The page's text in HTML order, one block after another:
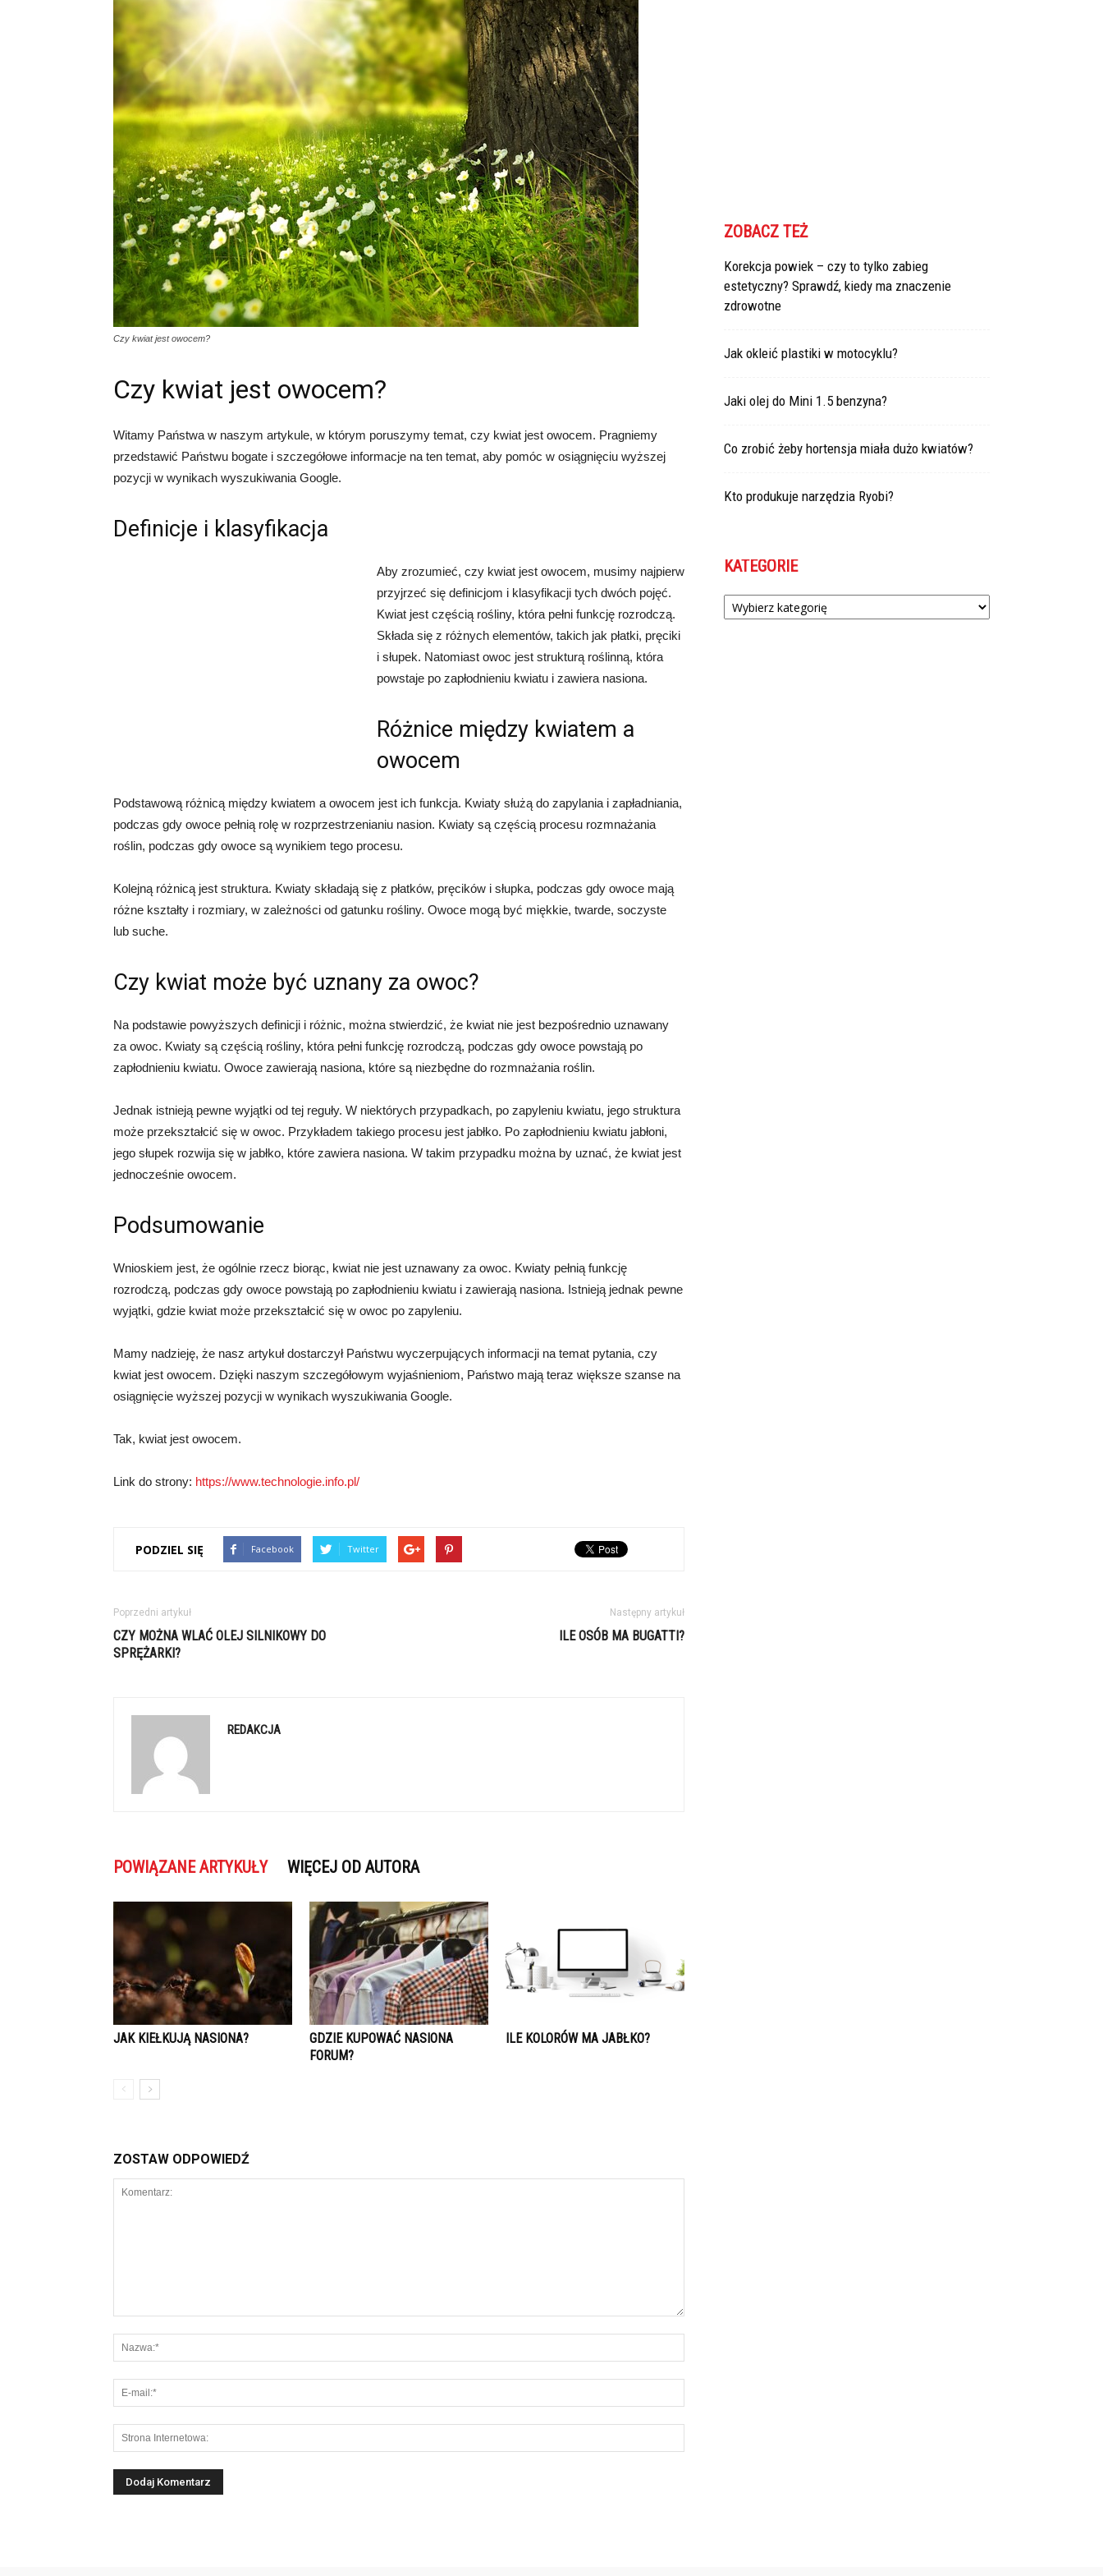
Czy kwiat jest owocem?
Czy kwiat jest owocem?
Witamy Państwa w naszym artykule, w którym poruszymy temat, czy kwiat jest owocem. Pragniemy
przedstawić Państwu bogate i szczegółowe informacje na ten temat, aby pomóc w osiągnięciu wyższej
pozycji w wynikach wyszukiwania Google.
Definicje i klasyfikacja
Aby zrozumieć, czy kwiat jest owocem, musimy najpierw
przyjrzeć się definicjom i klasyfikacji tych dwóch pojęć.
Kwiat jest częścią rośliny, która pełni funkcję rozrodczą.
Składa się z różnych elementów, takich jak płatki, pręciki
i słupek. Natomiast owoc jest strukturą roślinną, która
powstaje po zapłodnieniu kwiatu i zawiera nasiona.
Różnice między kwiatem a
owocem
Podstawową różnicą między kwiatem a owocem jest ich funkcja. Kwiaty służą do zapylania i zapładniania,
podczas gdy owoce pełnią rolę w rozprzestrzenianiu nasion. Kwiaty są częścią procesu rozmnażania
roślin, podczas gdy owoce są wynikiem tego procesu.
Kolejną różnicą jest struktura. Kwiaty składają się z płatków, pręcików i słupka, podczas gdy owoce mają
różne kształty i rozmiary, w zależności od gatunku rośliny. Owoce mogą być miękkie, twarde, soczyste
lub suche.
Czy kwiat może być uznany za owoc?
Na podstawie powyższych definicji i różnic, można stwierdzić, że kwiat nie jest bezpośrednio uznawany
za owoc. Kwiaty są częścią rośliny, która pełni funkcję rozrodczą, podczas gdy owoce powstają po
zapłodnieniu kwiatu. Owoce zawierają nasiona, które są niezbędne do rozmnażania roślin.
Jednak istnieją pewne wyjątki od tej reguły. W niektórych przypadkach, po zapyleniu kwiatu, jego struktura
może przekształcić się w owoc. Przykładem takiego procesu jest jabłko. Po zapłodnieniu kwiatu jabłoni,
jego słupek rozwija się w jabłko, które zawiera nasiona. W takim przypadku można by uznać, że kwiat jest
jednocześnie owocem.
Podsumowanie
Wnioskiem jest, że ogólnie rzecz biorąc, kwiat nie jest uznawany za owoc. Kwiaty pełnią funkcję
rozrodczą, podczas gdy owoce powstają po zapłodnieniu kwiatu i zawierają nasiona. Istnieją jednak pewne
wyjątki, gdzie kwiat może przekształcić się w owoc po zapyleniu.
Mamy nadzieję, że nasz artykuł dostarczył Państwu wyczerpujących informacji na temat pytania, czy
kwiat jest owocem. Dzięki naszym szczegółowym wyjaśnieniom, Państwo mają teraz większe szanse na
osiągnięcie wyższej pozycji w wynikach wyszukiwania Google.
Tak, kwiat jest owocem.
Link do strony: https://www.technologie.info.pl/
PODZIEL SIĘ Facebook Twitter
Poprzedni artykuł
CZY MOŻNA WLAĆ OLEJ SILNIKOWY DO
SPRĘŻARKI?
Następny artykuł
ILE OSÓB MA BUGATTI?
REDAKCJA
POWIĄZANE ARTYKUŁY WIĘCEJ OD AUTORA
JAK KIEŁKUJĄ NASIONA?
GDZIE KUPOWAĆ NASIONA
FORUM?
ILE KOLORÓW MA JABŁKO?
ZOSTAW ODPOWIEDŹ
ZOBACZ TEŻ
Korekcja powiek – czy to tylko zabieg
estetyczny? Sprawdź, kiedy ma znaczenie
zdrowotne
Jak okleić plastiki w motocyklu?
Jaki olej do Mini 1.5 benzyna?
Co zrobić żeby hortensja miała dużo kwiatów?
Kto produkuje narzędzia Ryobi?
KATEGORIE
Kategorie